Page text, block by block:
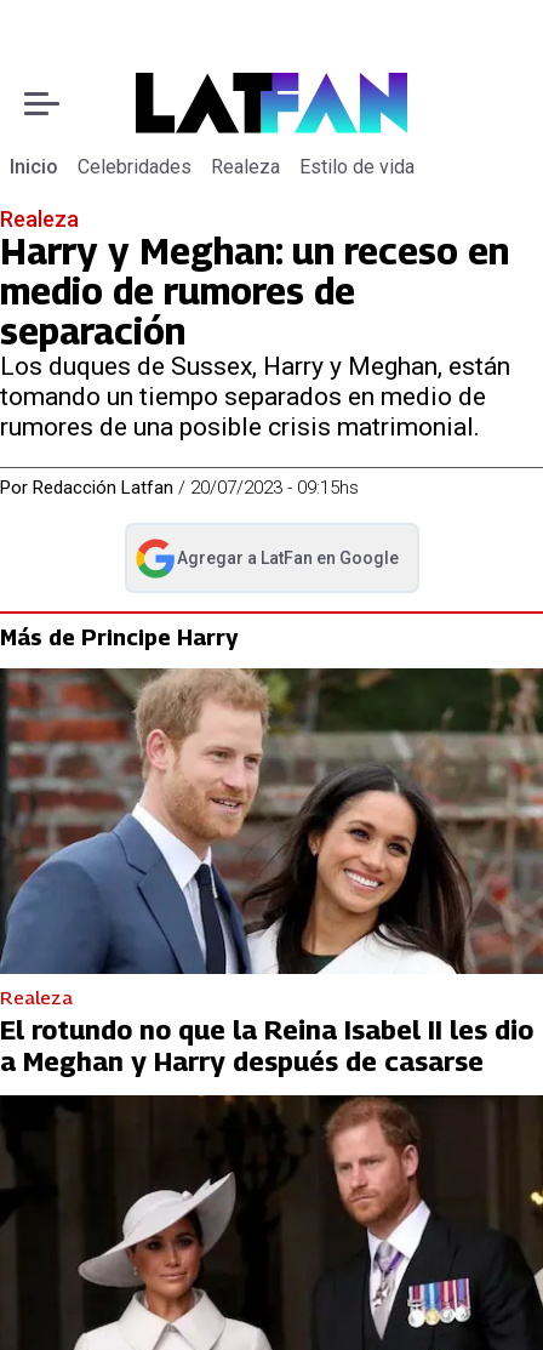
Inicio Celebridades Realeza Estilo de vida
Realeza
Harry y Meghan: un receso en
medio de rumores de
separación
Los duques de Sussex, Harry y Meghan, están
tomando un tiempo separados en medio de
rumores de una posible crisis matrimonial.
Por Redacción Latfan / 20/07/2023 - 09:15hs
Agregar a LatFan en Google
abre en nueva pestaña
Más de Principe Harry
Realeza
El rotundo no que la Reina Isabel II les dio
a Meghan y Harry después de casarse